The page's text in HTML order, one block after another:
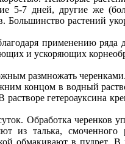
5-7 дней, другие же
Большинство растений
применению ряда
и ускоряющих
размножать черенками.
концом в водный
гетероауксина
Обработка черенков
из талька, смоченного
обмакивают в пудрет. В